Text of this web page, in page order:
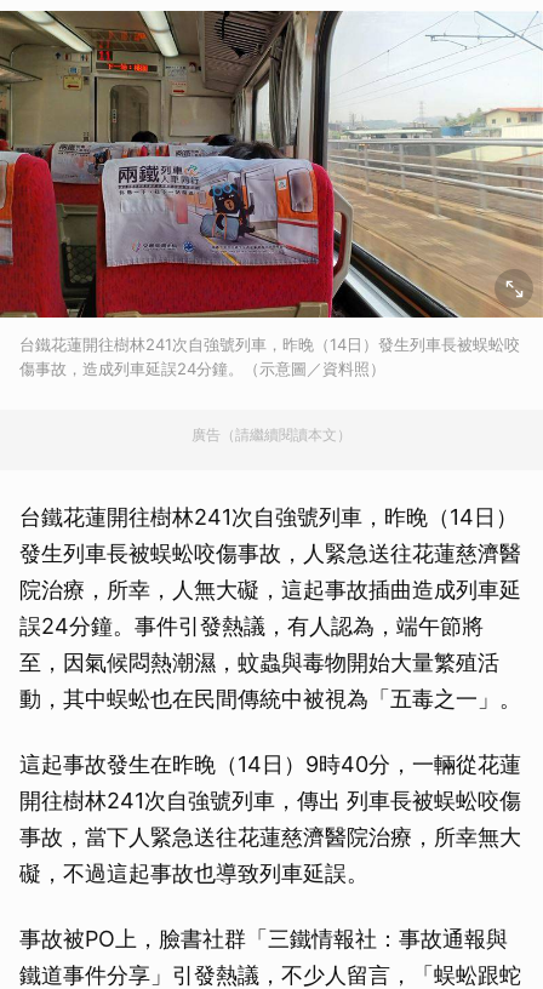
台鐵花蓮開往樹林241次自強號列車，昨晚（14日）發生列車長被蜈蚣咬
傷事故，造成列車延誤24分鐘。（示意圖／資料照）
廣告（請繼續閱讀本文）
台鐵花蓮開往樹林241次自強號列車，昨晚（14日）
發生列車長被蜈蚣咬傷事故，人緊急送往花蓮慈濟醫
院治療，所幸，人無大礙，這起事故插曲造成列車延
誤24分鐘。事件引發熱議，有人認為，端午節將
至，因氣候悶熱潮濕，蚊蟲與毒物開始大量繁殖活
動，其中蜈蚣也在民間傳統中被視為「五毒之一」。
這起事故發生在昨晚（14日）9時40分，一輛從花蓮
開往樹林241次自強號列車，傳出 列車長被蜈蚣咬傷
事故，當下人緊急送往花蓮慈濟醫院治療，所幸無大
礙，不過這起事故也導致列車延誤。
事故被PO上，臉書社群「三鐵情報社：事故通報與
鐵道事件分享」引發熱議，不少人留言，「蜈蚣跟蛇